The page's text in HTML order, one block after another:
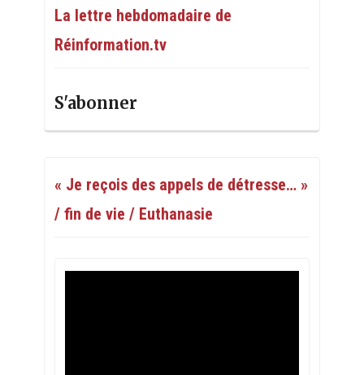
La lettre hebdomadaire de
Réinformation.tv
S'abonner
« Je reçois des appels de détresse… »
/ fin de vie / Euthanasie